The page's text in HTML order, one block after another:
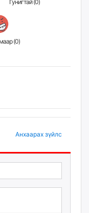
Гунигтай (0)
Үзэн ядмаар (0)
Анхаарах зүйлс